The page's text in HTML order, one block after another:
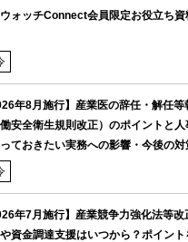
ォッチConnect会員限定お役立ち資
年8月施行】産業医の辞任・解任
働安全衛生規則改正）のポイントと
ておきたい実務への影響・今後の対
年7月施行】産業競争力強化法等改
資金調達支援はいつから？ポイン